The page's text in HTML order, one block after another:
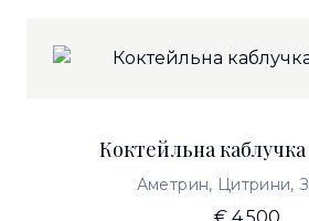
Коктейльна
Аметрин, Цитрини,